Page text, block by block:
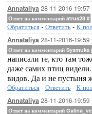
Annataliya 28-11-2016-19:57
Ответ на комментарий atrus28 #
Обратиться - Ответить - К
Annataliya 28-11-2016-19:59
Ответ на комментарий Syamuka
написали те, кто там
даже самих птиц
видов. Да и не пустыня
Обратиться - Ответить - К
Annataliya 28-11-2016-19:59
Ответ на комментарий